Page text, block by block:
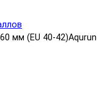
мм (EU 40-42)Aqurun